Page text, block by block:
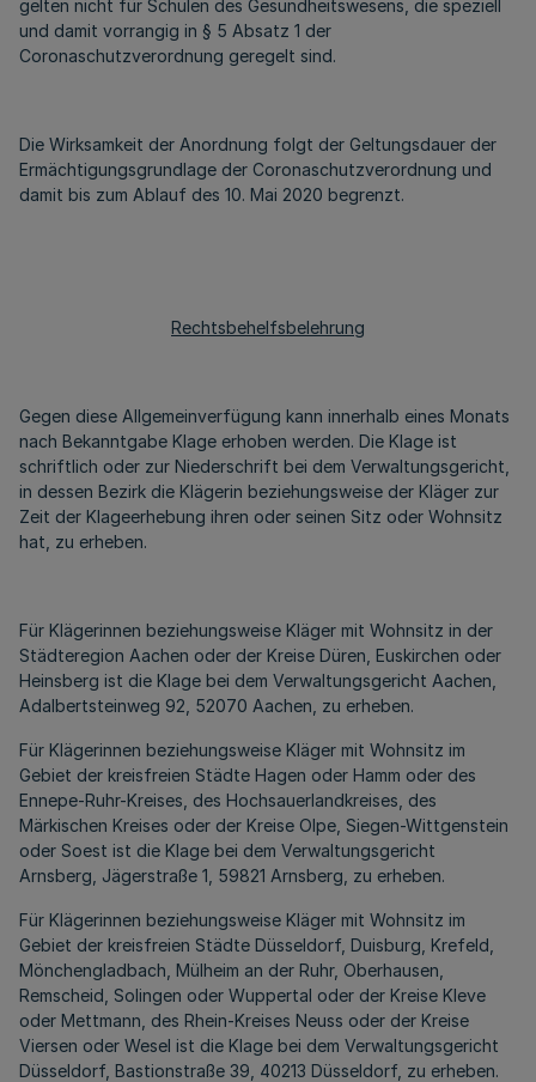
gelten nicht für Schulen des Gesundheitswesens, die speziell
und damit vorrangig in § 5 Absatz 1 der
Coronaschutzverordnung geregelt sind.
Die Wirksamkeit der Anordnung folgt der Geltungsdauer der
Ermächtigungsgrundlage der Coronaschutzverordnung und
damit bis zum Ablauf des 10. Mai 2020 begrenzt.
Rechtsbehelfsbelehrung
Gegen diese Allgemeinverfügung kann innerhalb eines Monats
nach Bekanntgabe Klage erhoben werden. Die Klage ist
schriftlich oder zur Niederschrift bei dem Verwaltungsgericht,
in dessen Bezirk die Klägerin beziehungsweise der Kläger zur
Zeit der Klageerhebung ihren oder seinen Sitz oder Wohnsitz
hat, zu erheben.
Für Klägerinnen beziehungsweise Kläger mit Wohnsitz in der
Städteregion Aachen oder der Kreise Düren, Euskirchen oder
Heinsberg ist die Klage bei dem Verwaltungsgericht Aachen,
Adalbertsteinweg 92, 52070 Aachen, zu erheben.
Für Klägerinnen beziehungsweise Kläger mit Wohnsitz im
Gebiet der kreisfreien Städte Hagen oder Hamm oder des
Ennepe-Ruhr-Kreises, des Hochsauerlandkreises, des
Märkischen Kreises oder der Kreise Olpe, Siegen-Wittgenstein
oder Soest ist die Klage bei dem Verwaltungsgericht
Arnsberg, Jägerstraße 1, 59821 Arnsberg, zu erheben.
Für Klägerinnen beziehungsweise Kläger mit Wohnsitz im
Gebiet der kreisfreien Städte Düsseldorf, Duisburg, Krefeld,
Mönchengladbach, Mülheim an der Ruhr, Oberhausen,
Remscheid, Solingen oder Wuppertal oder der Kreise Kleve
oder Mettmann, des Rhein-Kreises Neuss oder der Kreise
Viersen oder Wesel ist die Klage bei dem Verwaltungsgericht
Düsseldorf, Bastionstraße 39, 40213 Düsseldorf, zu erheben.